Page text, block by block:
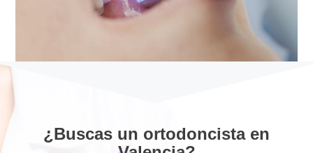
¿Buscas un ortodoncista en